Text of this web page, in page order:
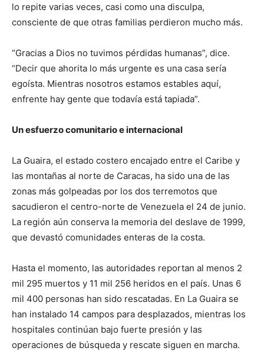
lo repite varias veces, casi como una disculpa,
consciente de que otras familias perdieron mucho más.
“Gracias a Dios no tuvimos pérdidas humanas”, dice.
“Decir que ahorita lo más urgente es una casa sería
egoísta. Mientras nosotros estamos estables aquí,
enfrente hay gente que todavía está tapiada”.
Un esfuerzo comunitario e internacional
La Guaira, el estado costero encajado entre el Caribe y
las montañas al norte de Caracas, ha sido una de las
zonas más golpeadas por los dos terremotos que
sacudieron el centro-norte de Venezuela el 24 de junio.
La región aún conserva la memoria del deslave de 1999,
que devastó comunidades enteras de la costa.
Hasta el momento, las autoridades reportan al menos 2
mil 295 muertos y 11 mil 256 heridos en el país. Unas 6
mil 400 personas han sido rescatadas. En La Guaira se
han instalado 14 campos para desplazados, mientras los
hospitales continúan bajo fuerte presión y las
operaciones de búsqueda y rescate siguen en marcha.